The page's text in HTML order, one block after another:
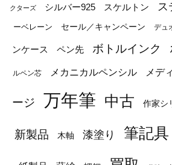
クターズ シルバー925 スケルトン ス
ーベレーン セール／キャンペーン デュ
ンケース ペン先 ボトルインク
ルペン芯 メカニカルペンシル メデ
ージ 万年筆 中古 作家シ
新製品 木軸 漆塗り 筆記具